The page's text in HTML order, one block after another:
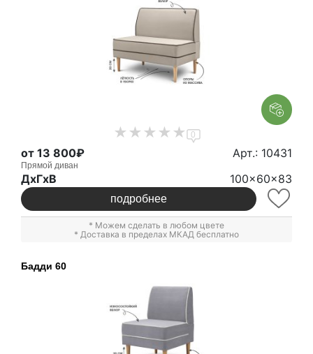
0
от 13 800₽ Арт.: 10431
Прямой диван
ДxГxВ 100x60x83
подробнее
* Можем сделать в любом цвете
* Доставка в пределах МКАД бесплатно
Бадди 60